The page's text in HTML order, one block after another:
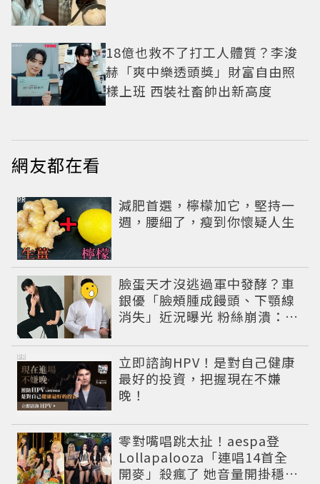
18億也救不了打工人體質？李浚
赫「爽中樂透頭獎」財富自由照
樣上班 西裝社畜帥出新高度
網友都在看
減肥首選，檸檬加它，堅持一
週，腰細了，瘦到你懷疑人生
PR
臉蛋天才沒逃過軍中發酵？車
銀優「臉頰腫成饅頭、下顎線
消失」近況曝光 粉絲崩潰：空
立即諮詢HPV！是對自己健康
最好的投資，把握現在不嫌
晚！
PR
零對嘴唱跳太扯！aespa登
Lollapalooza「連唱14首全
開麥」殺瘋了 她音量開掛穩到